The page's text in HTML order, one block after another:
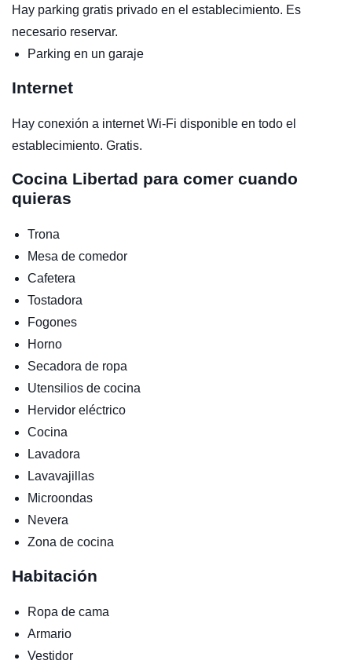
Hay parking gratis privado en el establecimiento. Es
necesario reservar.
Parking en un garaje
Internet
Hay conexión a internet Wi-Fi disponible en todo el
establecimiento. Gratis.
Cocina Libertad para comer cuando
quieras
Trona
Mesa de comedor
Cafetera
Tostadora
Fogones
Horno
Secadora de ropa
Utensilios de cocina
Hervidor eléctrico
Cocina
Lavadora
Lavavajillas
Microondas
Nevera
Zona de cocina
Habitación
Ropa de cama
Armario
Vestidor